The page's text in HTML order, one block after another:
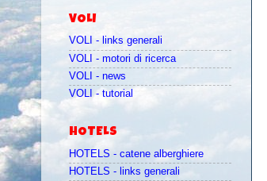
VOLI
VOLI - links generali
VOLI - motori di ricerca
VOLI - news
VOLI - tutorial
HOTELS
HOTELS - catene alberghiere
HOTELS - links generali